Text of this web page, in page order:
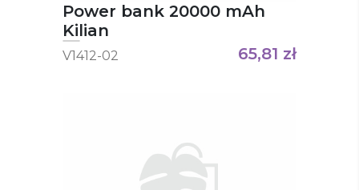
Power bank 20000 mAh
Kilian
V1412-02 65,81 zł